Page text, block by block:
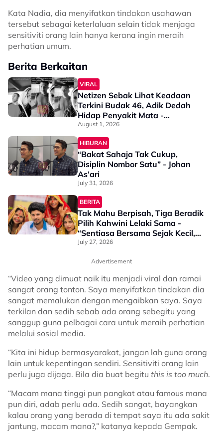
Kata Nadia, dia menyifatkan tindakan usahawan
tersebut sebagai keterlaluan selain tidak menjaga
sensitiviti orang lain hanya kerana ingin meraih
perhatian umum.
Berita Berkaitan
VIRAL
Netizen Sebak Lihat Keadaan
Terkini Budak 46, Adik Dedah
Hidap Penyakit Mata -
“Penglihatan Dia Memang Slowly
Makin Tak Nampak…”
August 1, 2026
HIBURAN
“Bakat Sahaja Tak Cukup,
Disiplin Nombor Satu” - Johan
As’ari
July 31, 2026
BERITA
Tak Mahu Berpisah, Tiga Beradik
Pilih Kahwini Lelaki Sama -
“Sentiasa Bersama Sejak Kecil,
Tak Dapat Bayangkan Hidup
July 27, 2026
Advertisement
“Video yang dimuat naik itu menjadi viral dan ramai
sangat orang tonton. Saya menyifatkan tindakan dia
sangat memalukan dengan mengaibkan saya. Saya
terkilan dan sedih sebab ada orang sebegitu yang
sanggup guna pelbagai cara untuk meraih perhatian
melalui sosial media.
“Kita ini hidup bermasyarakat, jangan lah guna orang
lain untuk kepentingan sendiri. Sensitiviti orang lain
perlu juga dijaga. Bila dia buat begitu this is too much.
“Macam mana tinggi pun pangkat atau famous mana
pun diri, adab perlu ada. Sedih sangat, bayangkan
kalau orang yang berada di tempat saya itu ada sakit
jantung, macam mana?,” katanya kepada Gempak.